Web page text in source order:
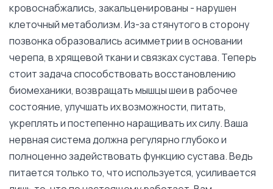
кровоснабжались, закальценированы - нарушен
клеточный метаболизм. Из-за стянутого в сторону
позвонка образовались асимметрии в основании
черепа, в хрящевой ткани и связках сустава. Теперь
стоит задача способствовать восстановлению
биомеханики, возвращать мышцы шеи в рабочее
состояние, улучшать их возможности, питать,
укреплять и постепенно наращивать их силу. Ваша
нервная система должна регулярно глубоко и
полноценно задействовать функцию сустава. Ведь
питается только то, что используется, усиливается